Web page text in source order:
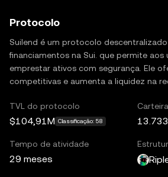
Protocolo
Suilend é um protocolo
financiamentos na Sui. que permite aos
emprestar ativos com segurança. Ele
competitivas e aumenta a liquidez na
TVL do protocolo
$104,91M Classificação: 58 13.733
Tempo de atividade
29 meses